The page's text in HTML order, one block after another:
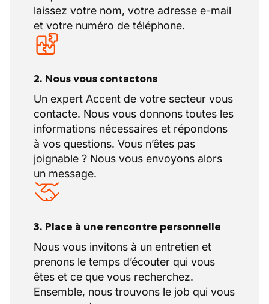
laissez votre nom, votre adresse e-mail
et votre numéro de téléphone.
2. Nous vous contactons
Un expert Accent de votre secteur vous
contacte. Nous vous donnons toutes les
informations nécessaires et répondons
à vos questions. Vous n’êtes pas
joignable ? Nous vous envoyons alors
un message.
3. Place à une rencontre personnelle
Nous vous invitons à un entretien et
prenons le temps d’écouter qui vous
êtes et ce que vous recherchez.
Ensemble, nous trouvons le job qui vous